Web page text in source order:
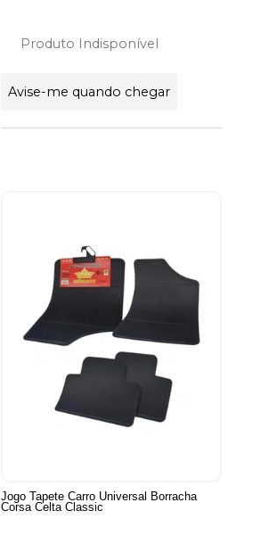
Produto Indisponível
Avise-me quando chegar
Jogo Tapete Carro Universal Borracha
Corsa Celta Classic